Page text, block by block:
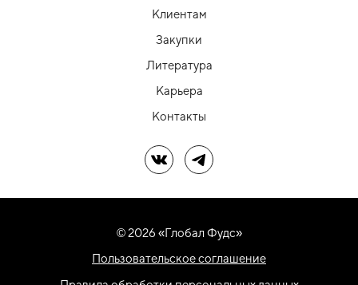
Клиентам
Закупки
Литература
Карьера
Контакты
Мы в ВКМы в Telegram
© 2026 «Глобал Фудс»
Пользовательское соглашение